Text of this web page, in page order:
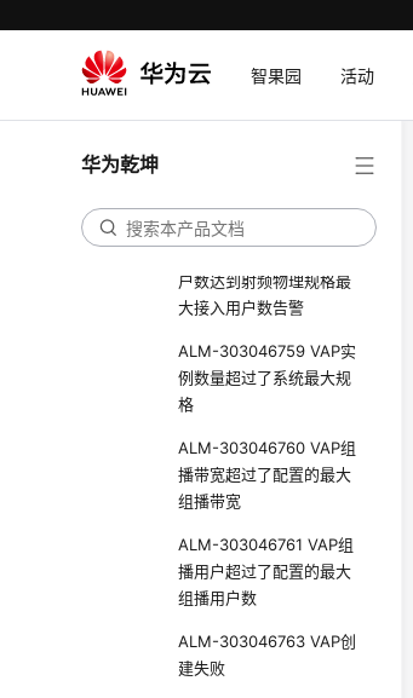
智果园 活动
华为乾坤
ALM-303046704 AP基于
信道利用率关联超阈值告
ALM-303046781 AP基于
警
户数达到射频物理规格最
大接入用户数告警
ALM-303046759 VAP实
例数量超过了系统最大规
格
ALM-303046760 VAP组
播带宽超过了配置的最大
组播带宽
ALM-303046761 VAP组
播用户超过了配置的最大
组播用户数
ALM-303046763 VAP创
建失败